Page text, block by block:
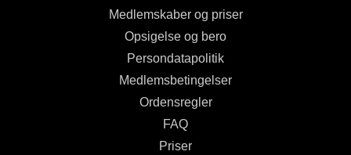
Medlemskaber og priser
Opsigelse og bero
Persondatapolitik
Medlemsbetingelser
Ordensregler
FAQ
Priser